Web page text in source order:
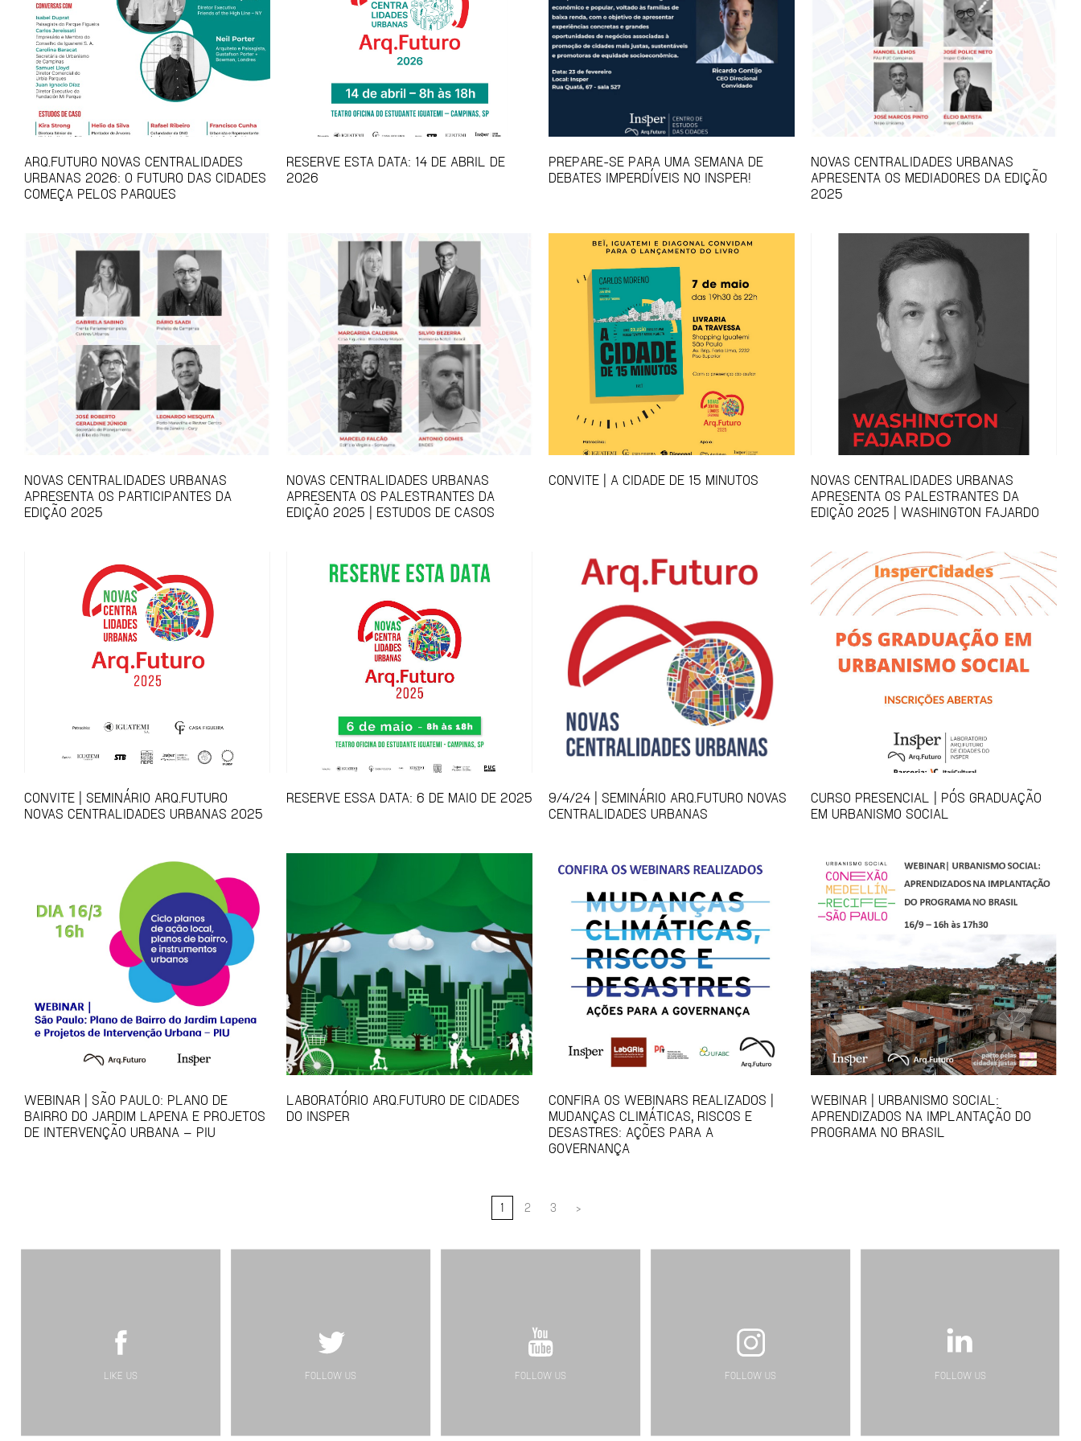
ARQ.FUTURO NOVAS CENTRALIDADES
URBANAS 2026: O FUTURO DAS CIDADES
COMEÇA PELOS PARQUES
RESERVE ESTA DATA: 14 DE ABRIL DE
2026
PREPARE-SE PARA UMA SEMANA DE
DEBATES IMPERDÍVEIS NO INSPER!
NOVAS CENTRALIDADES URBANAS
APRESENTA OS MEDIADORES DA EDIÇÃO
2025
NOVAS CENTRALIDADES URBANAS
APRESENTA OS PARTICIPANTES DA
EDIÇÃO 2025
NOVAS CENTRALIDADES URBANAS
APRESENTA OS PALESTRANTES DA
EDIÇÃO 2025 | ESTUDOS DE CASOS
CONVITE | A CIDADE DE 15 MINUTOS
NOVAS CENTRALIDADES URBANAS
APRESENTA OS PALESTRANTES DA
EDIÇÃO 2025 | WASHINGTON FAJARDO
CONVITE | SEMINÁRIO ARQ.FUTURO
NOVAS CENTRALIDADES URBANAS 2025
RESERVE ESSA DATA: 6 DE MAIO DE 2025
9/4/24 | SEMINÁRIO ARQ.FUTURO NOVAS
CENTRALIDADES URBANAS
CURSO PRESENCIAL | PÓS GRADUAÇÃO
EM URBANISMO SOCIAL
WEBINAR | SÃO PAULO: PLANO DE
BAIRRO DO JARDIM LAPENA E PROJETOS
DE INTERVENÇÃO URBANA – PIU
LABORATÓRIO ARQ.FUTURO DE CIDADES
DO INSPER
CONFIRA OS WEBINARS REALIZADOS |
MUDANÇAS CLIMÁTICAS, RISCOS E
DESASTRES: AÇÕES PARA A
GOVERNANÇA
WEBINAR | URBANISMO SOCIAL:
APRENDIZADOS NA IMPLANTAÇÃO DO
PROGRAMA NO BRASIL
1 2 3 >
LIKE US FOLLOW US FOLLOW US FOLLOW US FOLLOW US